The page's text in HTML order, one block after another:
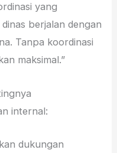
yang
berjalan dengan
Tanpa koordinasi
maksimal.”
internal:
dukungan